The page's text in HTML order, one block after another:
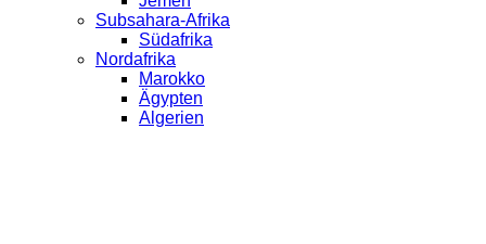
Subsahara-Afrika
Südafrika
Nordafrika
Marokko
Ägypten
Algerien